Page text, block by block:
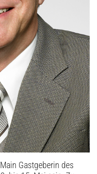
Gastgeberin des